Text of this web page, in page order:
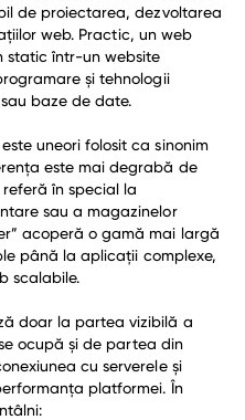
de proiectarea, dezvoltarea
web. Practic, un web
static într-un website
și tehnologii
baze de date.
uneori folosit ca sinonim
este mai degrabă de
referă în special la
sau a magazinelor
acoperă o gamă mai largă
până la aplicații complexe,
scalabile.
doar la partea vizibilă a
ocupă și de partea din
cu serverele și
platformei. În